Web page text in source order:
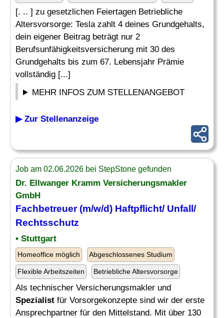
[. .. ] zu gesetzlichen Feiertagen Betriebliche
Altersvorsorge: Tesla zahlt 4 deines Grundgehalts,
dein eigener Beitrag beträgt nur 2
Berufsunfähigkeitsversicherung mit 30 des
Grundgehalts bis zum 67. Lebensjahr Prämie
vollständig [...]
MEHR INFOS ZUM STELLENANGEBOT
▶ Zur Stellenanzeige
Job am 02.06.2026 bei StepStone gefunden
Dr. Ellwanger Kramm Versicherungsmakler
GmbH
Fachbetreuer (m/w/d) Haftpflicht/ Unfall/
Rechtsschutz
• Stuttgart
Homeoffice möglich Abgeschlossenes Studium
Flexible Arbeitszeiten Betriebliche Altersvorsorge
Als technischer Versicherungsmakler und
Spezialist für Vorsorgekonzepte sind wir der erste
Ansprechpartner für den Mittelstand. Mit über 130